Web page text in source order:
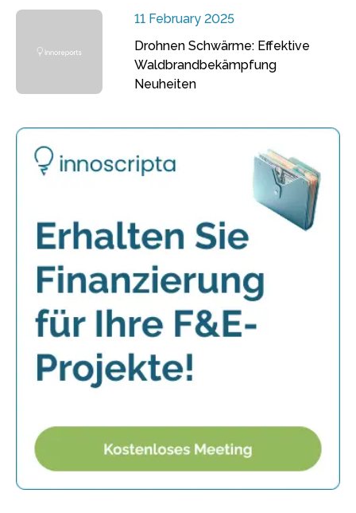
11 February 2025
Drohnen Schwärme: Effektive
Waldbrandbekämpfung
Neuheiten